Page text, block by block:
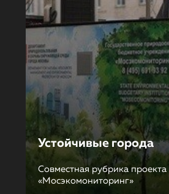
Устойчивые города
Совместная рубрика
«Мосэкомониторинг»